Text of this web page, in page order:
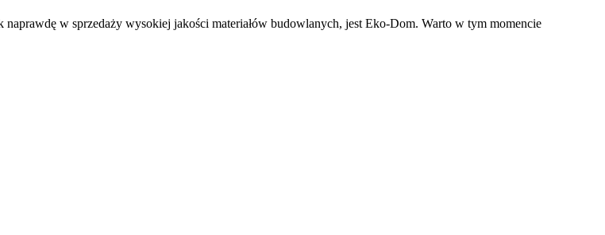
w sprzedaży wysokiej jakości materiałów budowlanych, jest Eko-Dom. Warto w tym momencie